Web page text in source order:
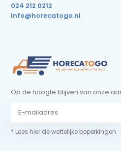
024 212 0212
info@horecatogo.nl
Op de hoogte blijven van onze
* Lees hier de wettelijke beperkingen